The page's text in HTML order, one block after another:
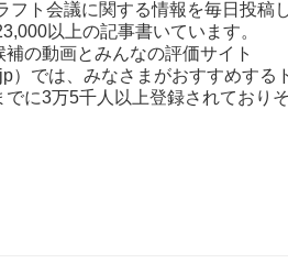
ト会議に関する情報を毎日投稿
以上の記事書いています。
の動画とみんなの評価サイト
）では、みなさまがおすすめする
に3万5千人以上登録されており